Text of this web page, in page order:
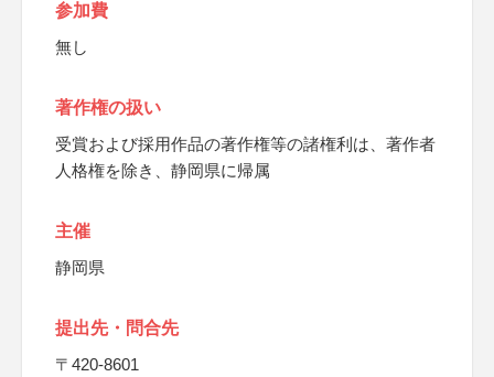
参加費
無し
著作権の扱い
受賞および採用作品の著作権等の諸権利は、著作者
人格権を除き、静岡県に帰属
主催
静岡県
提出先・問合先
〒420-8601